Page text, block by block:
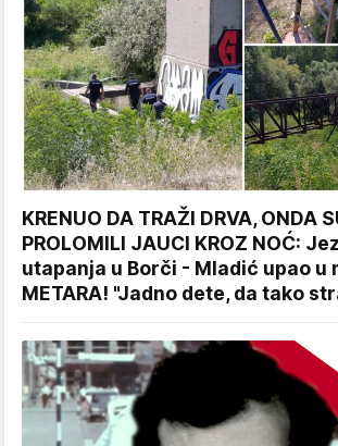
KRENUO DA TRAŽI DRVA, ONDA
PROLOMILI JAUCI KROZ NOĆ:
utapanja u Borči - Mladić upao u
METARA! "Jadno dete, da tako